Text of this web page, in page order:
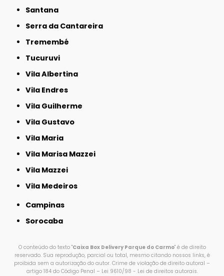
Santana
Serra da Cantareira
Tremembé
Tucuruvi
Vila Albertina
Vila Endres
Vila Guilherme
Vila Gustavo
Vila Maria
Vila Marisa Mazzei
Vila Mazzei
Vila Medeiros
Campinas
Sorocaba
O conteúdo do texto "Caixa Box Delivery Parque do Carmo" é de direito
reservado. Sua reprodução, parcial ou total, mesmo citando nossos links, é
proibida sem a autorização do autor. Crime de violação de direito autoral –
artigo 184 do Código Penal – Lei 9610/98 - Lei de direitos autorais.